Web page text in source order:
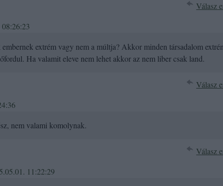
Válasz
extrém vagy nem a múltja? Akkor minden társadalom
Ha valamit eleve nem lehet akkor az nem liber csak land.
Válasz
nem valami komolynak.
Válasz
11:22:29